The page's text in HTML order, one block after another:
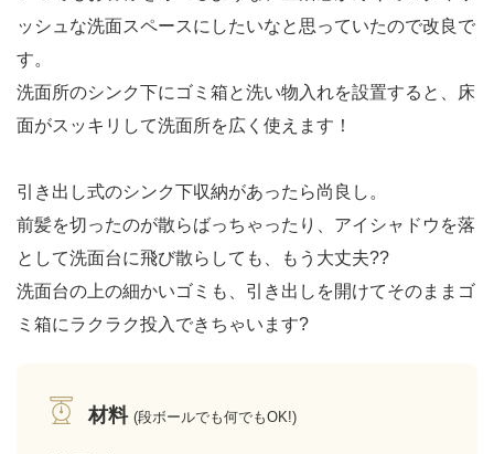
ッシュな洗面スペースにしたいなと思っていたので改良で
す。
洗面所のシンク下にゴミ箱と洗い物入れを設置すると、床
面がスッキリして洗面所を広く使えます！
引き出し式のシンク下収納があったら尚良し。
前髪を切ったのが散らばっちゃったり、アイシャドウを落
として洗面台に飛び散らしても、もう大丈夫??
洗面台の上の細かいゴミも、引き出しを開けてそのままゴ
ミ箱にラクラク投入できちゃいます?
材料 (段ボールでも何でもOK!)